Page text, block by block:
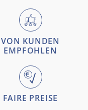
VON KUNDEN
EMPFOHLEN
FAIRE PREISE